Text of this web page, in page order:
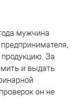
мужчина
За
и выдать
он не